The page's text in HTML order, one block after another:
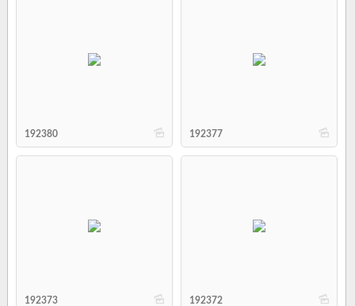
b
192380 b
192377
b
192373 b
192372